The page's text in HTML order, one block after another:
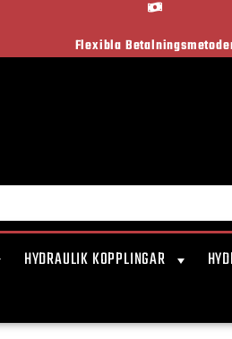
Flexibla
HYDRAULIK KOPPLINGAR